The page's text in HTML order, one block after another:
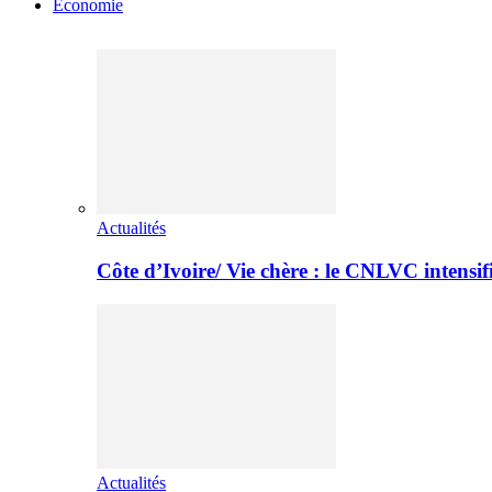
Economie
Actualités
Côte d’Ivoire/ Vie chère : le CNLVC
Actualités